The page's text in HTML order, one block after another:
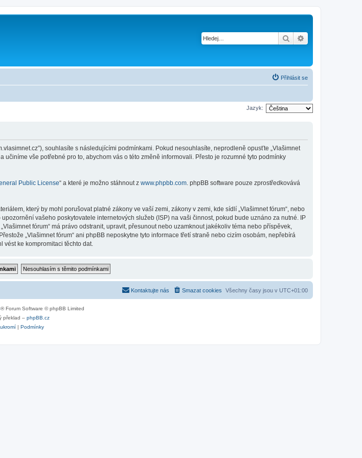
Hledat
Přihlásit se
Jazyk:
souhlasíte s následujícími podmínkami. Pokud nesouhlasíte, neprodleně opusťte „Vlašimnet
vše potřebné pro to, abychom vás o této změně informovali. Přesto je rozumné tyto podmínky
Public License“ a které je možno stáhnout z www.phpbb.com . phpBB software pouze zprostředkovává
který by mohl porušovat platné zákony ve vaší zemi, zákony v zemi, kde sídlí „Vlašimnet fórum“, nebo
vašeho poskytovatele internetových služeb (ISP) na vaši činnost, pokud bude uznáno za nutné. IP
fórum“ má právo odstranit, upravit, přesunout nebo uzamknout jakékoliv téma nebo příspěvek,
„Vlašimnet fórum“ ani phpBB neposkytne tyto informace třetí straně nebo cizím osobám, nepřebírá
vést ke kompromitaci těchto dat.
Všechny časy jsou v UTC+01:00
Smazat cookies
Kontaktujte nás
® Forum Software © phpBB Limited
překlad – phpBB.cz
| Podmínky